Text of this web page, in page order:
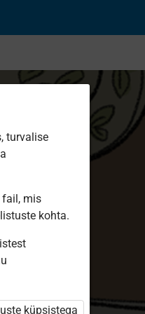
turvalise
fail, mis
kohta.
küpsistega